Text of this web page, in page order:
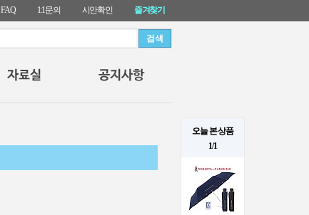
FAQ 1:1문의 시안확인 즐겨찾기
오늘 본 상품
1/1